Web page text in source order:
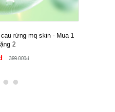
rừng mq skin - Mua 1
2
399.000đ